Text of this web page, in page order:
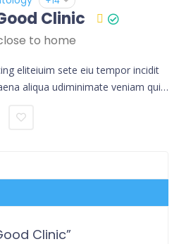
Clinic
to home
eliteiuim sete eiu tempor incidit
aliqua udiminimate veniam quis
Clinic”